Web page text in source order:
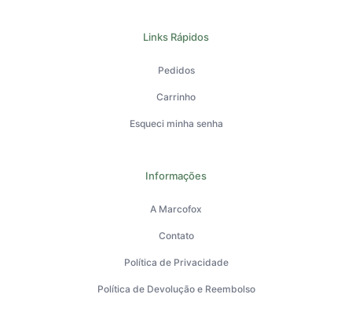
Links Rápidos
Pedidos
Carrinho
Esqueci minha senha
Informações
A Marcofox
Contato
Política de Privacidade
Política de Devolução e Reembolso